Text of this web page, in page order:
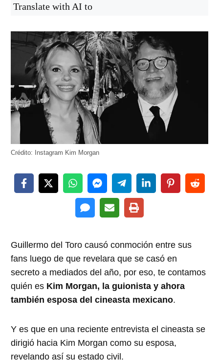
Translate with AI to
Crédito: Instagram Kim Morgan
Guillermo del Toro causó conmoción entre sus
fans luego de que revelara que se casó en
secreto a mediados del año, por eso, te contamos
quién es Kim Morgan, la guionista y ahora
también esposa del cineasta mexicano.
Y es que en una reciente entrevista el cineasta se
dirigió hacia Kim Morgan como su esposa,
revelando así su estado civil.